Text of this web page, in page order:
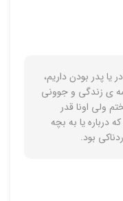
یا پدر بودن داریم،
ی زندگی و جوونی
ولی اونا قدر
درباره یا به بچه
بود.